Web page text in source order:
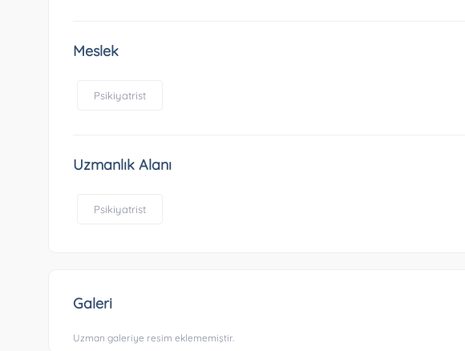
Meslek
Psikiyatrist
Uzmanlık Alanı
Psikiyatrist
Galeri
Uzman galeriye resim eklememiştir.